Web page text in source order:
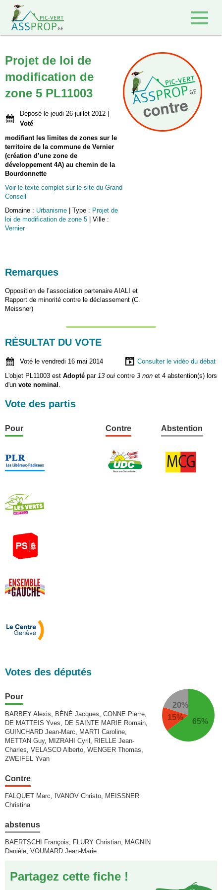
Projet de loi de
modification de
zone 5 PL11003
Déposé le jeudi 26 juillet 2012 |
Voté
modifiant les limites de zones sur le
territoire de la commune de Vernier
(création d’une zone de
développement 4A) au chemin de la
Bourdonnette
Voir le texte complet sur le site du Grand
Conseil
Domaine : Urbanisme | Type : Projet de
loi de modification de zone 5 | Ville :
Vernier
Remarques
Opposition de l’association partenaire AIALI et
Rapport de minorité contre le déclassement (C.
Meissner)
RÉSULTAT DU VOTE
Voté le vendredi 16 mai 2014
Consulter le vidéo du débat
L'objet PL11003 est Adopté par 13 oui contre 3 non et 4 abstention(s) lors
d'un vote nominal .
Vote des partis
Pour Contre Abstention
Votes des députés
Pour
BARBEY Alexis, BÉNÉ Jacques, CONNE Pierre,
DE MATTEIS Yves, DE SAINTE MARIE Romain,
GUINCHARD Jean-Marc, MARTI Caroline,
METTAN Guy, MIZRAHI Cyril , RIELLE Jean-
Charles, VELASCO Alberto, WENGER Thomas,
ZWEIFEL Yvan
Contre
FALQUET Marc, IVANOV Christo, MEISSNER
Christina
abstenus
BAERTSCHI François, FLURY Christian, MAGNIN
Danièle, VOUMARD Jean-Marie
65%
15%
20%
Partagez cette fiche !